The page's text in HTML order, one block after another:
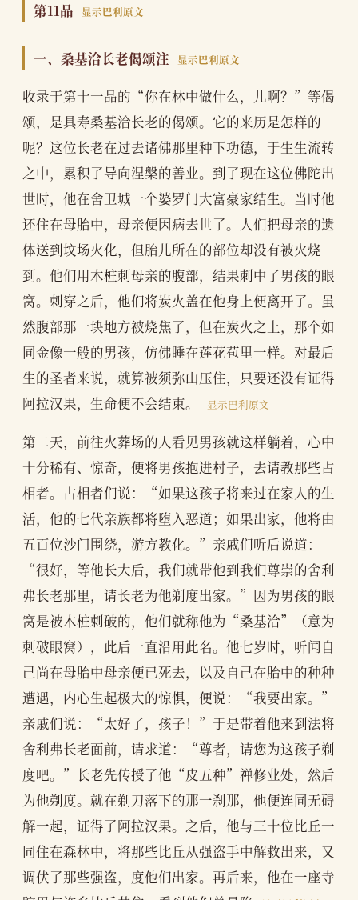
第11品 显示巴利原文
一、桑基洽长老偈颂注 显示巴利原文
收录于第十一品的“你在林中做什么，儿啊？”等偈
颂，是具寿桑基洽长老的偈颂。它的来历是怎样的
呢？这位长老在过去诸佛那里种下功德，于生生流转
之中，累积了导向涅槃的善业。到了现在这位佛陀出
世时，他在舍卫城一个婆罗门大富豪家结生。当时他
还住在母胎中，母亲便因病去世了。人们把母亲的遗
体送到坟场火化，但胎儿所在的部位却没有被火烧
到。他们用木桩刺母亲的腹部，结果刺中了男孩的眼
窝。刺穿之后，他们将炭火盖在他身上便离开了。虽
然腹部那一块地方被烧焦了，但在炭火之上，那个如
同金像一般的男孩，仿佛睡在莲花苞里一样。对最后
生的圣者来说，就算被须弥山压住，只要还没有证得
阿拉汉果，生命便不会结束。
显示巴利原文
第二天，前往火葬场的人看见男孩就这样躺着，心中
十分稀有、惊奇，便将男孩抱进村子，去请教那些占
相者。占相者们说：“如果这孩子将来过在家人的生
活，他的七代亲族都将堕入恶道；如果出家，他将由
五百位沙门围绕，游方教化。”亲戚们听后说道：
“很好，等他长大后，我们就带他到我们尊崇的舍利
弗长老那里，请长老为他剃度出家。”因为男孩的眼
窝是被木桩刺破的，他们就称他为“桑基洽”（意为
刺破眼窝），此后一直沿用此名。他七岁时，听闻自
己尚在母胎中母亲便已死去，以及自己在胎中的种种
遭遇，内心生起极大的惊惧，便说：“我要出家。”
亲戚们说：“太好了，孩子！”于是带着他来到法将
舍利弗长老面前，请求道：“尊者，请您为这孩子剃
度吧。”长老先传授了他“皮五种”禅修业处，然后
为他剃度。就在剃刀落下的那一刹那，他便连同无碍
解一起，证得了阿拉汉果。之后，他与三十位比丘一
同住在森林中，将那些比丘从强盗手中解救出来，又
调伏了那些强盗，度他们出家。再后来，他在一座寺